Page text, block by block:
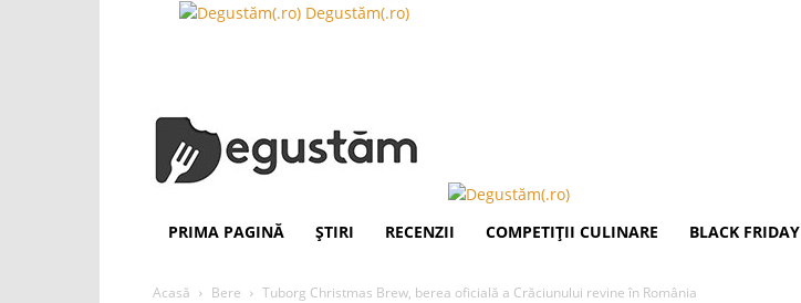
Degustăm(.ro)
PRIMA PAGINĂ ȘTIRI RECENZII COMPETIȚII CULINARE BLACK FRIDAY
Acasă Bere Tuborg Christmas Brew, berea oficială a Crăciunului revine în România